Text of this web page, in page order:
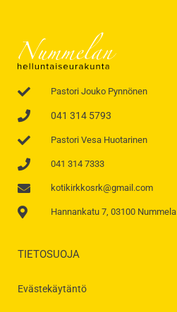
Pastori Jouko Pynnönen
041 314 5793
Pastori Vesa Huotarinen
041 314 7333
kotikirkkosrk@gmail.com
Hannankatu 7, 03100 Nummela
TIETOSUOJA
Evästekäytäntö